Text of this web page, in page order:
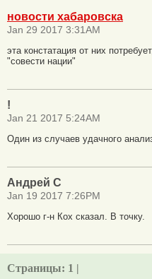
новости хабаровска
Jan 29 2017 3:31AM
эта констатация от них
"совести нации"
!
Jan 21 2017 5:24AM
Один из случаев удачного
Андрей С
Jan 19 2017 7:26PM
Хорошо г-н Кох сказал. В точку.
Страницы: 1 |